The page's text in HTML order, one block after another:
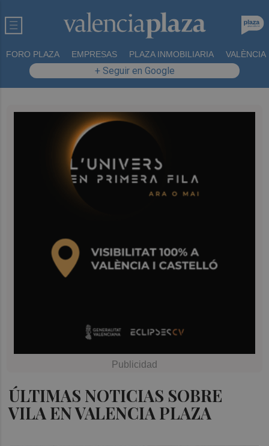
FORO PLAZA EMPRESAS PLAZA INMOBILIARIA VALÈNCIA
+ Seguir en Google
ÚLTIMAS NOTICIAS SOBRE
VILA EN VALENCIA PLAZA